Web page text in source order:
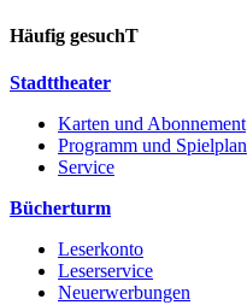
Häufig gesuchT
Stadttheater
Karten und Abonnement
Programm und Spielplan
Service
Bücherturm
Leserkonto
Leserservice
Neuerwerbungen